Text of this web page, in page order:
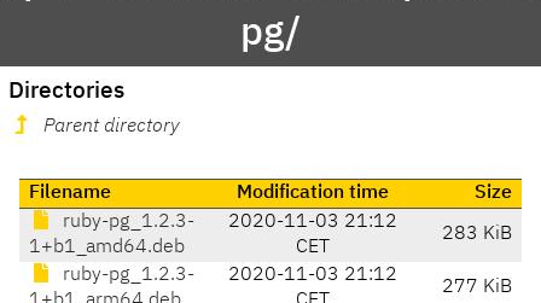
pg/
Directories
Parent directory
Filename Modification time
Size
ruby-pg_1.2.3-
1+b1_amd64.deb
2020-11-03 21:12
CET
283 KiB
ruby-pg_1.2.3-
2020-11-03 21:12
277 KiB